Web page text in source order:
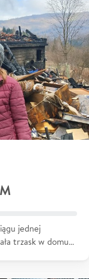
jednej
trzask w domu…